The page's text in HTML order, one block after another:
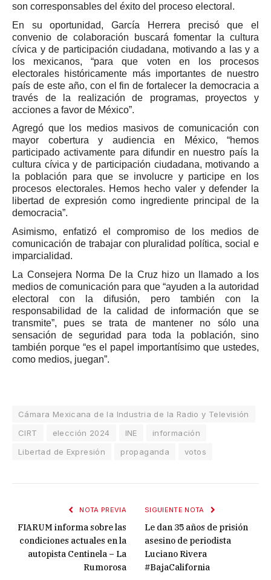
son corresponsables del éxito del proceso electoral.
En su oportunidad, García Herrera precisó que el
convenio de colaboración buscará fomentar la cultura
cívica y de participación ciudadana, motivando a las y a
los mexicanos, “para que voten en los procesos
electorales históricamente más importantes de nuestro
país de este año, con el fin de fortalecer la democracia a
través de la realización de programas, proyectos y
acciones a favor de México”.
Agregó que los medios masivos de comunicación con
mayor cobertura y audiencia en México, “hemos
participado activamente para difundir en nuestro país la
cultura cívica y de participación ciudadana, motivando a
la población para que se involucre y participe en los
procesos electorales. Hemos hecho valer y defender la
libertad de expresión como ingrediente principal de la
democracia”.
Asimismo, enfatizó el compromiso de los medios de
comunicación de trabajar con pluralidad política, social e
imparcialidad.
La Consejera Norma De la Cruz hizo un llamado a los
medios de comunicación para que “ayuden a la autoridad
electoral con la difusión, pero también con la
responsabilidad de la calidad de información que se
transmite”, pues se trata de mantener no sólo una
sensación de seguridad para toda la población, sino
también porque “es el papel importantísimo que ustedes,
como medios, juegan”.
Cámara Mexicana de la Industria de la Radio y Televisión
CIRT
elección 2024 INE
información
Libertad de Expresión
propaganda votos
NOTA PREVIA
FIARUM informa sobre las
condiciones actuales en la
autopista Centinela – La
Rumorosa
SIGUIENTE NOTA
Le dan 35 años de prisión
asesino de periodista
Luciano Rivera
#BajaCalifornia